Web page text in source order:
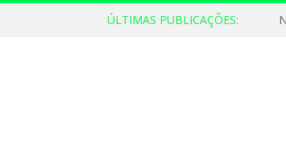
ÚLTIMAS PUBLICAÇÕES: